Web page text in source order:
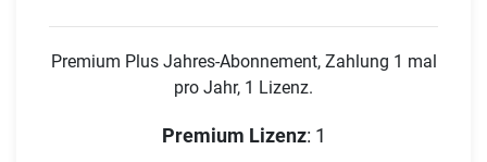
Premium Plus Jahres-Abonnement, Zahlung 1 mal
pro Jahr, 1 Lizenz.
Premium Lizenz: 1